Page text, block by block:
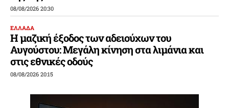
08/08/2026 20:30
ΕΛΛΑΔΑ
Η μαζική έξοδος των αδειούχων του
Αυγούστου: Μεγάλη κίνηση στα λιμάνια και
στις εθνικές οδούς
08/08/2026 20:15